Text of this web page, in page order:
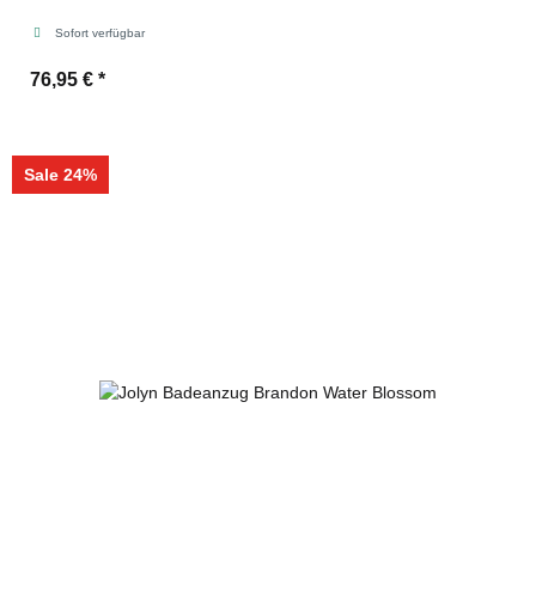
Sofort verfügbar
76,95 € *
Sale 24%